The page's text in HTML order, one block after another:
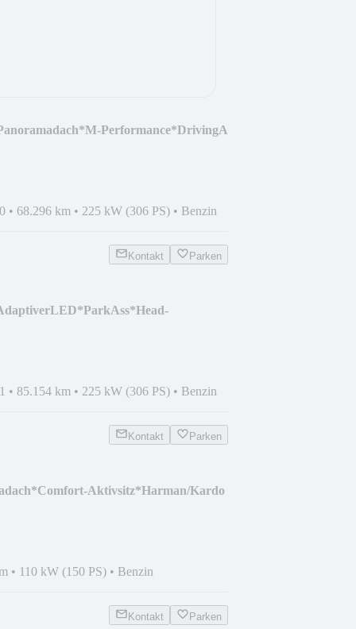
Performance*DrivingA
• 68.296 km • 225 kW (306 PS) • Benzin
Kontakt Parken
• 85.154 km • 225 kW (306 PS) • Benzin
Kontakt Parken
Aktivsitz*Harman/Kardo
• 110 kW (150 PS) • Benzin
Kontakt Parken